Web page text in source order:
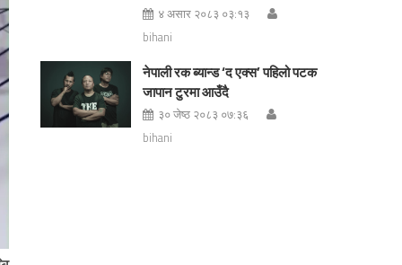
४ असार २०८३ ०३:१३
bihani
नेपाली रक ब्यान्ड ‘द एक्स’ पहिलो पटक
जापान टुरमा आउँदै
३० जेष्ठ २०८३ ०७:३६
bihani